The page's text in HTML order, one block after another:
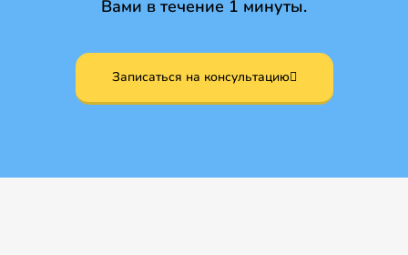
Вами в течение 1 минуты.
Записаться на консультацию